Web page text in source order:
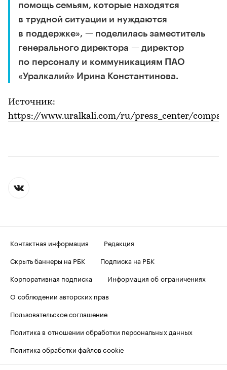
помощь семьям, которые находятся
в трудной ситуации и нуждаются
в поддержке», — поделилась заместитель
генерального директора — директор
по персоналу и коммуникациям ПАО
«Уралкалий» Ирина Константинова.
Источник:
https://www.uralkali.com/ru/press_center/
Контактная информация
Редакция
Скрыть баннеры на РБК
Подписка на РБК
Корпоративная подписка
Информация об ограничениях
О соблюдении авторских прав
Пользовательское соглашение
Политика в отношении обработки персональных данных
Политика обработки файлов cookie